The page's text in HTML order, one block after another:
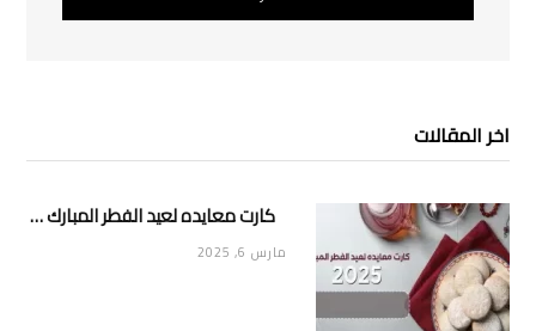
اخر المقالات
كارت معايده لعيد الفطر المبارك 2025
مارس 6, 2025